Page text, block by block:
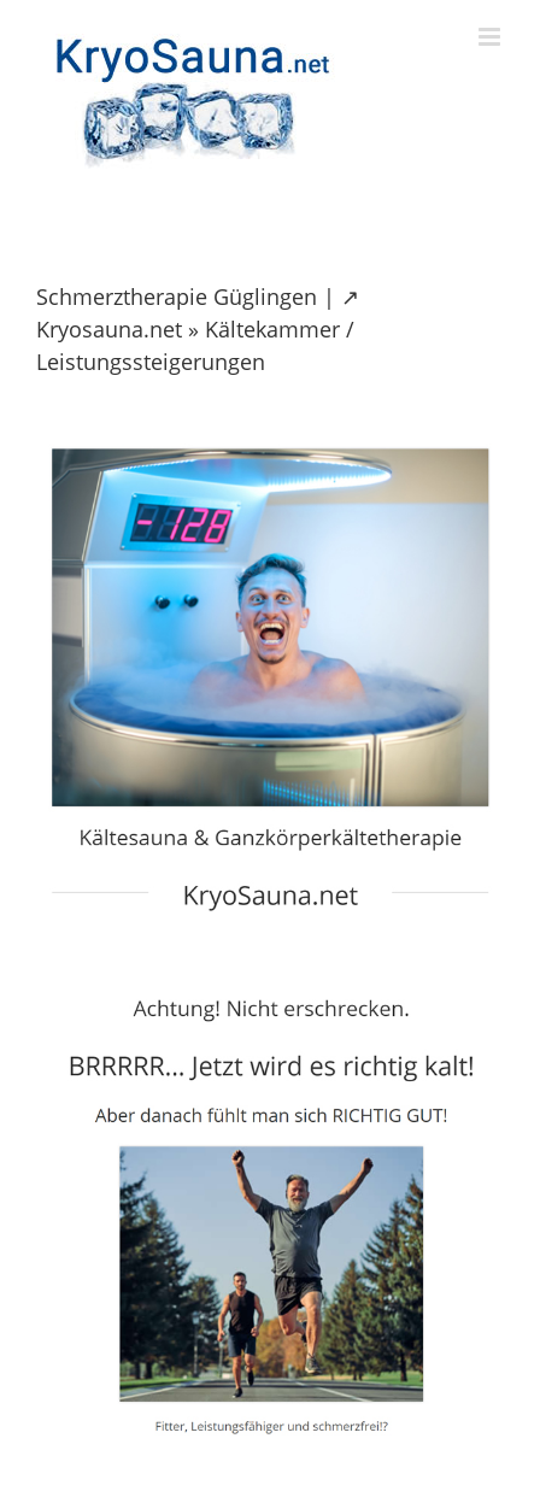
content
Schmerztherapie Güglingen | ↗️
Kryosauna.net » Kältekammer /
Leistungssteigerungen